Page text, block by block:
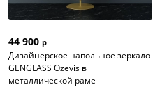
44 900 р
Дизайнерское напольное зеркало
GENGLASS Ozevis в
металлической раме